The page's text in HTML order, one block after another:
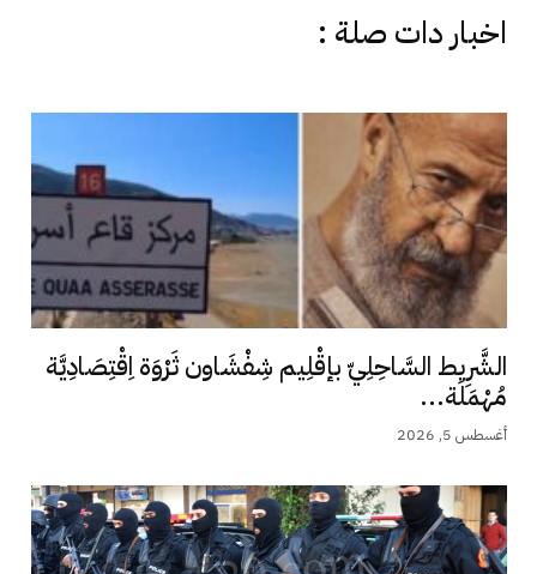
اخبار دات صلة :
الشَّرِيط السَّاحِلِيّ بإقْلِيم شِفْشَاون ثَرْوَة اِقْتِصَادِيَّة
مُهْمَلَة...
أغسطس 5, 2026